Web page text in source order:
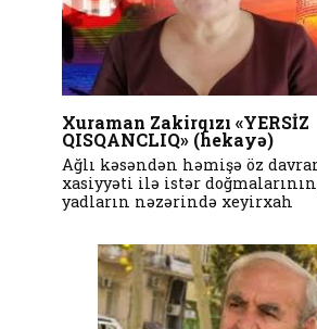
Xuraman Zakirqızı «YERSİZ
QISQANCLIQ» (hekayə)
Ağlı kəsəndən həmişə öz
xasiyyəti ilə istər
yadların nəzərində xeyirxah